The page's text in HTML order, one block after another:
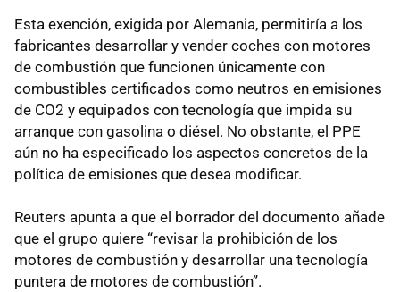
Esta exención, exigida por Alemania, permitiría a los
fabricantes desarrollar y vender coches con motores
de combustión que funcionen únicamente con
combustibles certificados como neutros en emisiones
de CO2 y equipados con tecnología que impida su
arranque con gasolina o diésel. No obstante, el PPE
aún no ha especificado los aspectos concretos de la
política de emisiones que desea modificar.
Reuters apunta a que el borrador del documento añade
que el grupo quiere “revisar la prohibición de los
motores de combustión y desarrollar una tecnología
puntera de motores de combustión”.